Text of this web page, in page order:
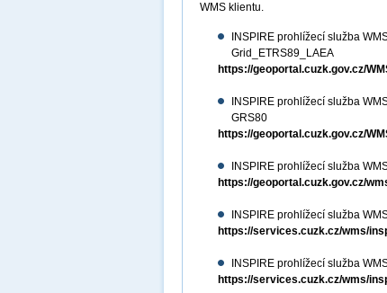
WMS klientu.
INSPIRE prohlížecí služba
Grid_ETRS89_LAEA
https://geoportal.cuzk.gov.cz/
INSPIRE prohlížecí služba
GRS80
https://geoportal.cuzk.gov.cz/
INSPIRE prohlížecí služba
https://geoportal.cuzk.gov.cz/
INSPIRE prohlížecí služba
https://services.cuzk.cz/wms/
INSPIRE prohlížecí služba
https://services.cuzk.cz/wms/